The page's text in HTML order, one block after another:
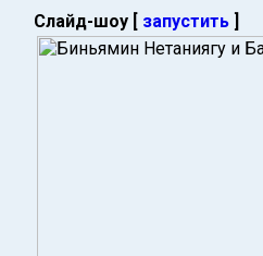
Слайд-шоу [ запустить ]